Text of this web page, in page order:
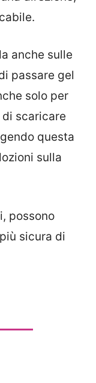
anche sulle
passare gel
solo per
scaricare
questa
sulla
possono
sicura di